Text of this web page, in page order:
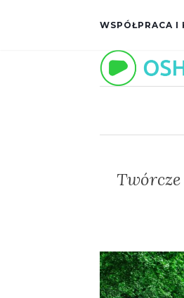
WSPÓŁPRACA I